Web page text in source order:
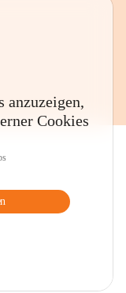
anzuzeigen,
Cookies